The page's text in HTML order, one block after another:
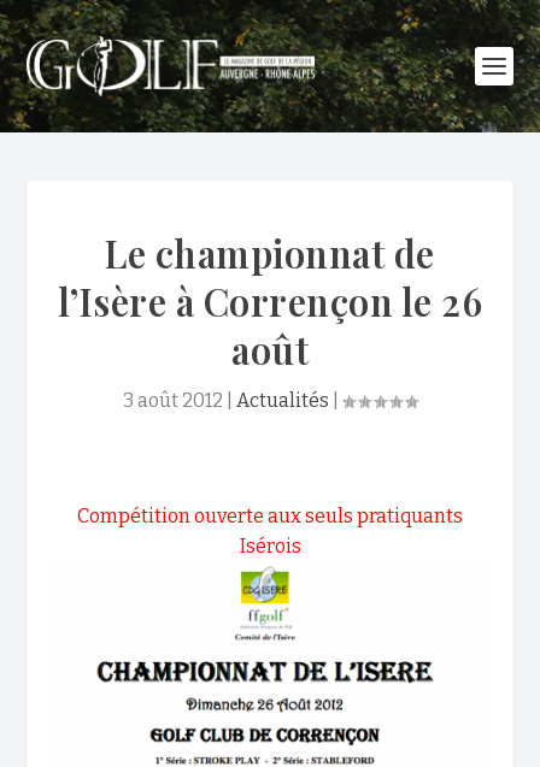
Le championnat de
l’Isère à Corrençon le 26
août
3 août 2012 Actualités
Compétition ouverte aux seuls pratiquants
Isérois